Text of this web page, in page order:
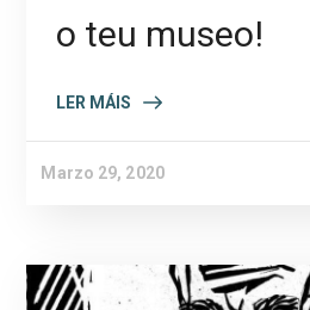
o teu museo!
LER MÁIS
Marzo 29, 2020